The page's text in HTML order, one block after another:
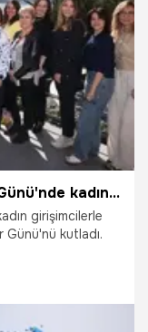
Alarko Holding, Dünya Kadınlar Günü'nde kadın girişimcilerle buluştu
girişimcilerle
kutladı.